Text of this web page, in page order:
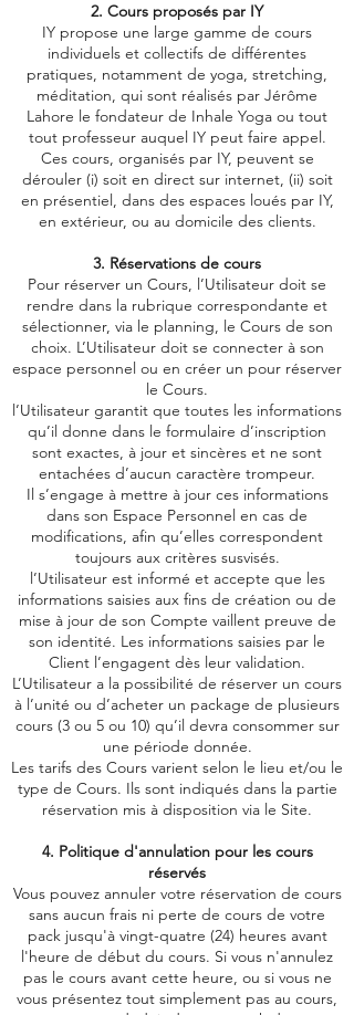
2. Cours proposés par IY
IY propose une large gamme de cours
individuels et collectifs de différentes
pratiques, notamment de yoga, stretching,
méditation, qui sont réalisés par Jérôme
Lahore le fondateur de Inhale Yoga ou tout
tout professeur auquel IY peut faire appel.
Ces cours, organisés par IY, peuvent se
dérouler (i) soit en direct sur internet, (ii) soit
en présentiel, dans des espaces loués par IY,
en extérieur, ou au domicile des clients.
3. Réservations de cours
Pour réserver un Cours, l’Utilisateur doit se
rendre dans la rubrique correspondante et
sélectionner, via le planning, le Cours de son
choix. L’Utilisateur doit se connecter à son
espace personnel ou en créer un pour réserver
le Cours.
l’Utilisateur garantit que toutes les informations
qu’il donne dans le formulaire d’inscription
sont exactes, à jour et sincères et ne sont
entachées d’aucun caractère trompeur.
Il s’engage à mettre à jour ces informations
dans son Espace Personnel en cas de
modifications, afin qu’elles correspondent
toujours aux critères susvisés.
l’Utilisateur est informé et accepte que les
informations saisies aux fins de création ou de
mise à jour de son Compte vaillent preuve de
son identité. Les informations saisies par le
Client l’engagent dès leur validation.
L’Utilisateur a la possibilité de réserver un cours
à l’unité ou d’acheter un package de plusieurs
cours (3 ou 5 ou 10) qu’il devra consommer sur
une période donnée.
Les tarifs des Cours varient selon le lieu et/ou le
type de Cours. Ils sont indiqués dans la partie
réservation mis à disposition via le Site.
4. Politique d'annulation pour les cours
réservés
Vous pouvez annuler votre réservation de cours
sans aucun frais ni perte de cours de votre
pack jusqu'à vingt-quatre (24) heures avant
l'heure de début du cours. Si vous n'annulez
pas le cours avant cette heure, ou si vous ne
vous présentez tout simplement pas au cours,